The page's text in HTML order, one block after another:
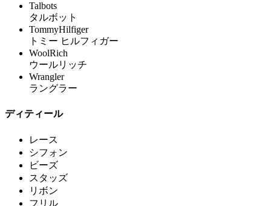
Talbots
タルボット
TommyHilfiger
トミー ヒルフィガー
WoolRich
ウールリッチ
Wrangler
ラングラー
ディティール
レース
シフォン
ビーズ
スタッズ
リボン
フリル